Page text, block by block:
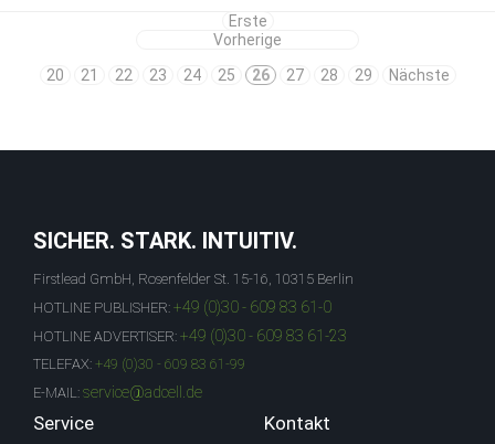
Erste
Vorherige
20
21 22 23 24 25 26 27 28 29 Nächste
SICHER. STARK. INTUITIV.
Firstlead GmbH, Rosenfelder St. 15-16, 10315 Berlin
HOTLINE PUBLISHER: +49 (0)30 - 609 83 61-0
HOTLINE ADVERTISER: +49 (0)30 - 609 83 61-23
TELEFAX: +49 (0)30 - 609 83 61-99
E-MAIL: service@adcell.de
Service Kontakt